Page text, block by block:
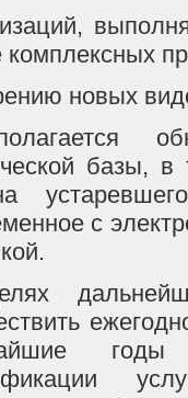
комплексных
новых
базы,
с
годы